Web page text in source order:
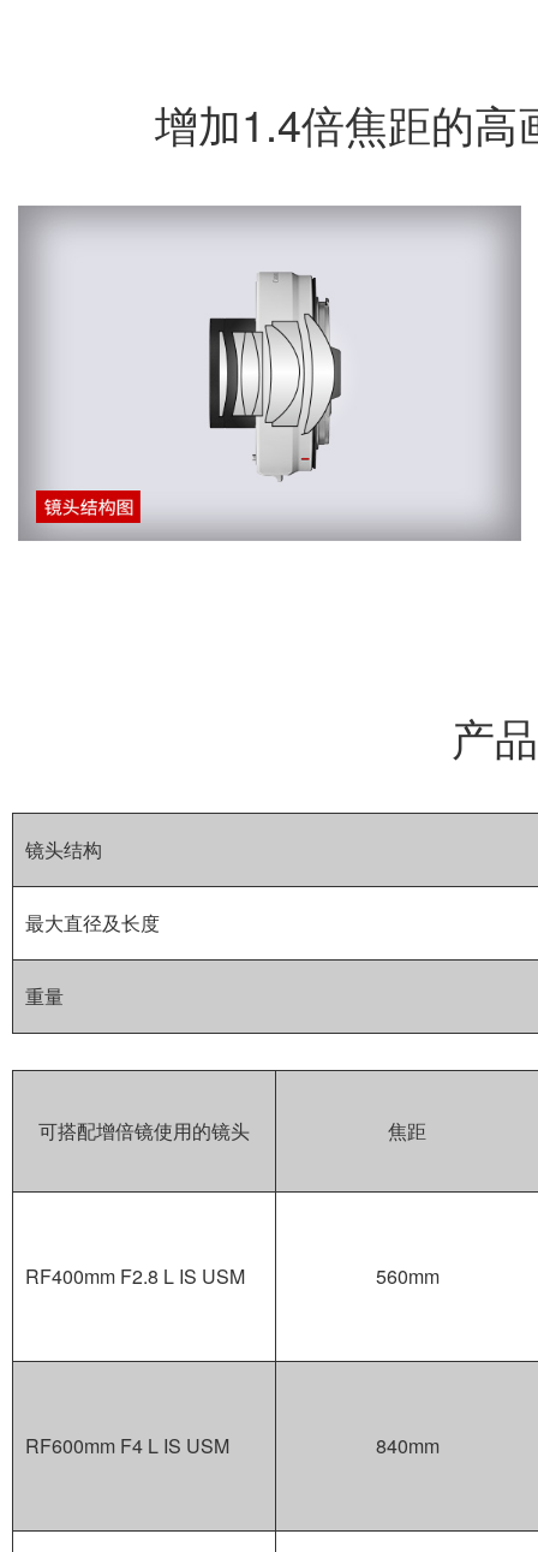
增加1.4倍焦距的高
产
镜头结构
最大直径及长度
重量
可搭配增倍镜使用的镜头 焦距
RF400mm F2.8 L IS USM 560mm
RF600mm F4 L IS USM 840mm